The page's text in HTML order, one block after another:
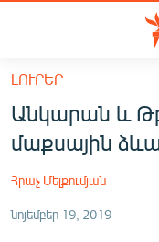
Մատչելիության
հիմնական
բովանդակությանը
Անցնել
հիմնական
մենյուին
ՀԱՅԱՍՏԱՆ
ՔԱՂԱՔԱԿԱՆ
ԸՆՏՐՈՒԹՅՈՒՆՆԵՐ
ԻՐԱՎՈՒՆՔ
ԼՈՒՐԵՐ
Անկարան և
մաքսային
Հրաչ Մելքումյան
նոյեմբեր 19, 2019